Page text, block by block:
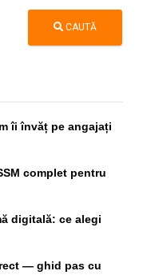
CAUTĂ
îi învăț pe angajați
complet pentru
digitală: ce alegi
— ghid pas cu